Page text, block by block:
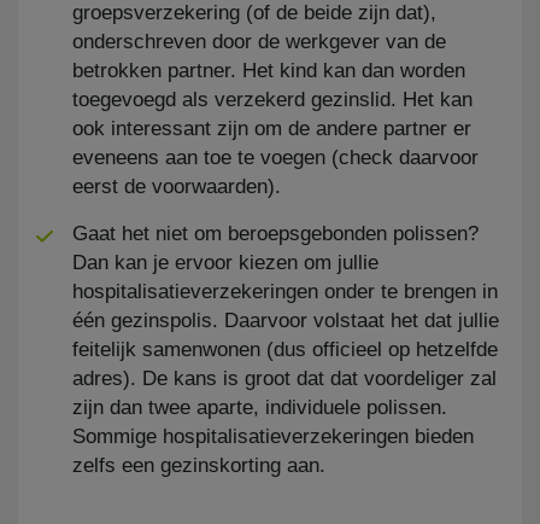
groepsverzekering (of de beide zijn dat),
onderschreven door de werkgever van de
betrokken partner. Het kind kan dan worden
toegevoegd als verzekerd gezinslid. Het kan
ook interessant zijn om de andere partner er
eveneens aan toe te voegen (check daarvoor
eerst de voorwaarden).
Gaat het niet om beroepsgebonden polissen?
Dan kan je ervoor kiezen om jullie
hospitalisatieverzekeringen onder te brengen in
één gezinspolis. Daarvoor volstaat het dat jullie
feitelijk samenwonen (dus officieel op hetzelfde
adres). De kans is groot dat dat voordeliger zal
zijn dan twee aparte, individuele polissen.
Sommige hospitalisatieverzekeringen bieden
zelfs een gezinskorting aan.